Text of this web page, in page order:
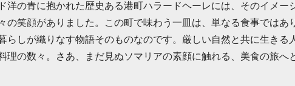
洋の青に抱かれた歴史ある港町ハラードヘーレには、そのイメ
の笑顔がありました。この町で味わう一皿は、単なる食事ではあ
らしが織りなす物語そのものなのです。厳しい自然と共に生き
理の数々。さあ、まだ見ぬソマリアの素顔に触れる、美食の旅へ